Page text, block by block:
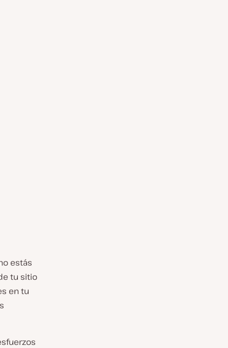
estás
tu sitio
en tu